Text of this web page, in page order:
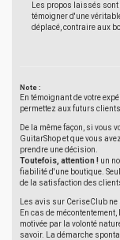
Les propos laissés
témoigner d'une
déplacé, contraire aux
Note :
En témoignant de votre
permettez aux futurs
De la même façon, si vous
GuitarShop et que vous
prendre une décision.
Toutefois, attention ! un
fiabilité d'une boutique.
de la satisfaction des
Les avis sur CeriseClub
En cas de
motivée par la volonté
savoir. La démarche